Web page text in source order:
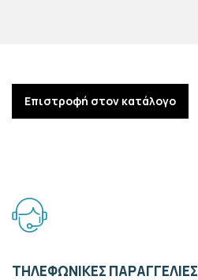
Επιστροφή στον κατάλογο
ΤΗΛΕΦΩΝΙΚΈΣ ΠΑΡΑΓΓΕΛΊΕΣ